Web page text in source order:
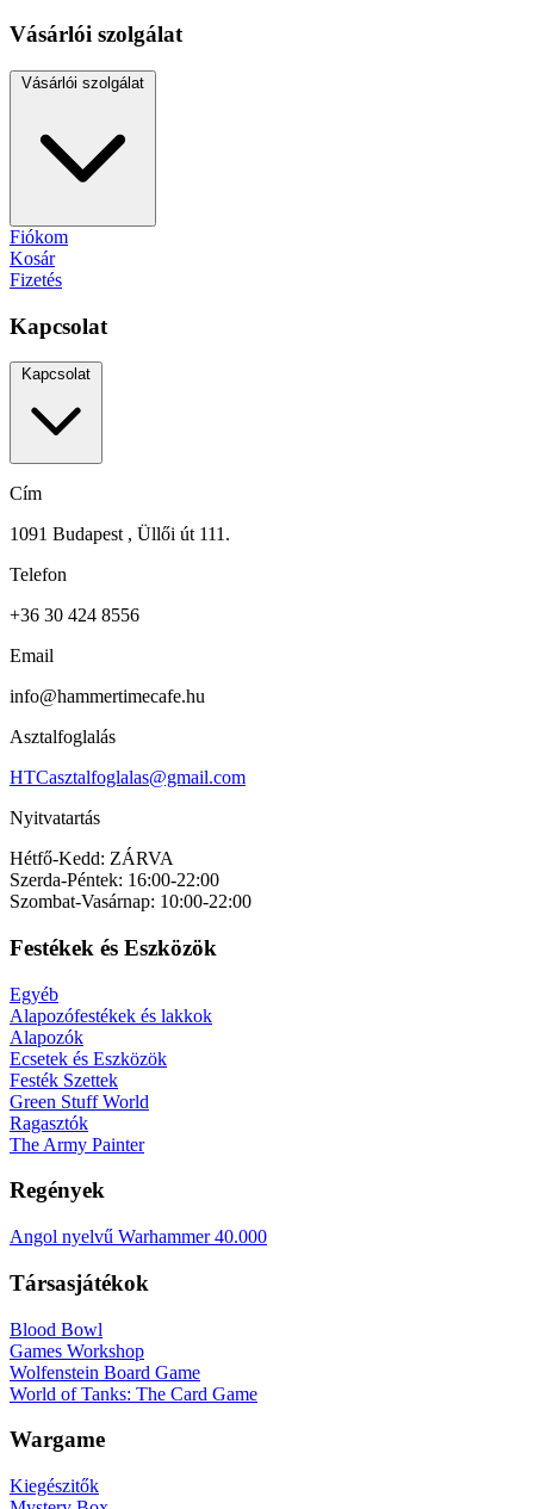
Vásárlói szolgálat
Vásárlói szolgálat
Fiókom
Kosár
Fizetés
Kapcsolat
Kapcsolat
Cím
1091 Budapest , Üllői út 111.
Telefon
+36 30 424 8556
Email
info@hammertimecafe.hu
Asztalfoglalás
HTCasztalfoglalas@gmail.com
Nyitvatartás
Hétfő-Kedd: ZÁRVA
Szerda-Péntek: 16:00-22:00
Szombat-Vasárnap: 10:00-22:00
Festékek és Eszközök
Egyéb
Alapozófestékek és lakkok
Alapozók
Ecsetek és Eszközök
Festék Szettek
Green Stuff World
Ragasztók
The Army Painter
Regények
Angol nyelvű Warhammer 40.000
Társasjátékok
Blood Bowl
Games Workshop
Wolfenstein Board Game
World of Tanks: The Card Game
Wargame
Kiegészitők